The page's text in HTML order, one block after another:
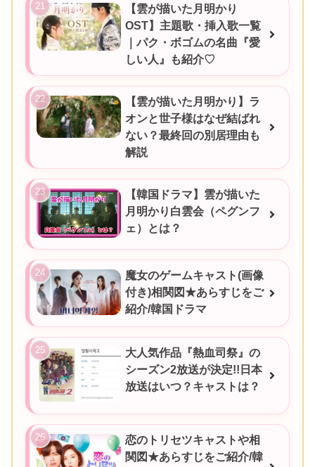
【雲が描いた月明かり
OST】主題歌・挿入歌一覧
｜パク・ボゴムの名曲『愛
しい人』も紹介♡
【雲が描いた月明かり】ラ
オンと世子様はなぜ結ばれ
ない？最終回の別居理由も
解説
【韓国ドラマ】雲が描いた
月明かり白雲会（ペグンフ
ェ）とは？
魔女のゲームキャスト(画像
付き)相関図★あらすじをご
紹介/韓国ドラマ
大人気作品『熱血司祭』の
シーズン2放送が決定!!日本
放送はいつ？キャストは？
恋のトリセツキャストや相
関図★あらすじをご紹介/韓